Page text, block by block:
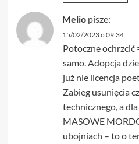
Melio pisze:
15/02/2023 o 09:34
Potoczne ochrzcić
samo. Adopcja
już nie licencja
Zabieg usunięcia
technicznego, a
MASOWE
ubojniach – to o